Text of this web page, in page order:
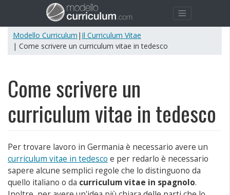
Modello Curriculum | Il Curriculum Vitae
| Come scrivere un curriculum vitae in tedesco
Come scrivere un
curriculum vitae in tedesco
Per trovare lavoro in Germania è necessario avere un
curriculum vitae in tedesco e per redarlo è necessario
sapere alcune semplici regole che lo distinguono da
quello italiano o da curriculum vitae in spagnolo.